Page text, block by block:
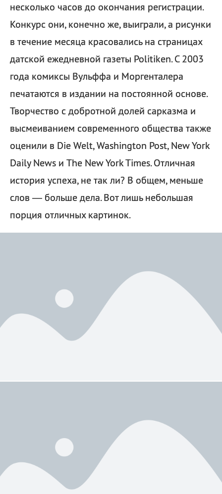
несколько часов до окончания регистрации.
Конкурс они, конечно же, выиграли, а рисунки
в течение месяца красовались на страницах
датской ежедневной газеты Politiken. С 2003
года комиксы Вульффа и Моргенталера
печатаются в издании на постоянной основе.
Творчество с добротной долей сарказма и
высмеиванием современного общества также
оценили в Die Welt, Washington Post, New York
Daily News и The New York Times. Отличная
история успеха, не так ли? В общем, меньше
слов — больше дела. Вот лишь небольшая
порция отличных картинок.